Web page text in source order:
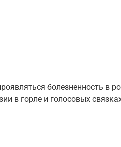
болезненность в
в горле и голосовых